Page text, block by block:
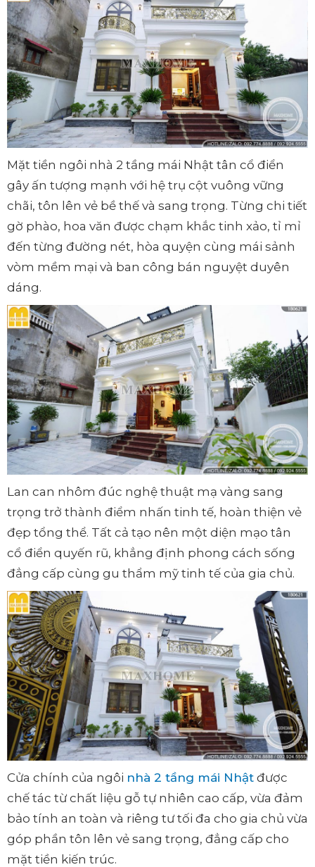
Mặt tiền ngôi nhà 2 tầng mái Nhật tân cổ điển
gây ấn tượng mạnh với hệ trụ cột vuông vững
chãi, tôn lên vẻ bề thế và sang trọng. Từng chi tiết
gờ phào, hoa văn được chạm khắc tinh xảo, tỉ mỉ
đến từng đường nét, hòa quyện cùng mái sảnh
vòm mềm mại và ban công bán nguyệt duyên
dáng.
Lan can nhôm đúc nghệ thuật mạ vàng sang
trọng trở thành điểm nhấn tinh tế, hoàn thiện vẻ
đẹp tổng thể. Tất cả tạo nên một diện mạo tân
cổ điển quyến rũ, khẳng định phong cách sống
đẳng cấp cùng gu thẩm mỹ tinh tế của gia chủ.
Cửa chính của ngôi nhà 2 tầng mái Nhật được
chế tác từ chất liệu gỗ tự nhiên cao cấp, vừa đảm
bảo tính an toàn và riêng tư tối đa cho gia chủ vừa
góp phần tôn lên vẻ sang trọng, đẳng cấp cho
mặt tiền kiến trúc.